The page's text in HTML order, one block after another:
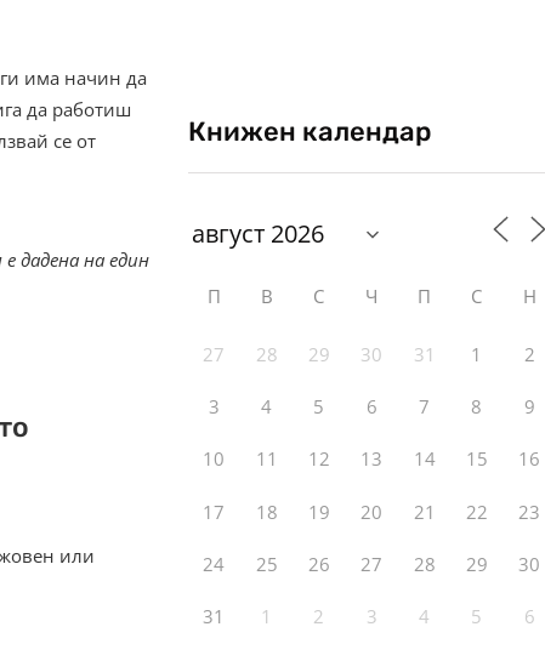
има начин да
да работиш
се от
дадена на един
или
Книжен календар
П В С Ч П С Н
27 28 29 30 31 1 2
3 4 5 6 7 8 9
10 11 12 13 14 15 16
17 18 19 20 21 22 23
24 25 26 27 28 29 30
31 1 2 3 4 5 6